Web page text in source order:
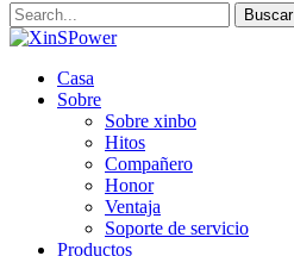
Buscar
Casa
Sobre
Sobre xinbo
Hitos
Compañero
Honor
Ventaja
Soporte de servicio
Productos